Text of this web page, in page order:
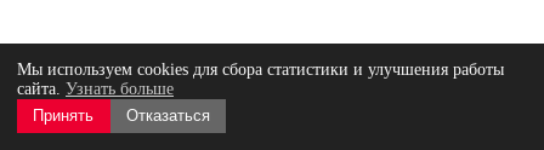
Описание
Отзывы
Оплата
Доставка
Мы используем cookies для сбора статистики и улучшения работы
сайта. Узнать больше
Принять
Отказаться